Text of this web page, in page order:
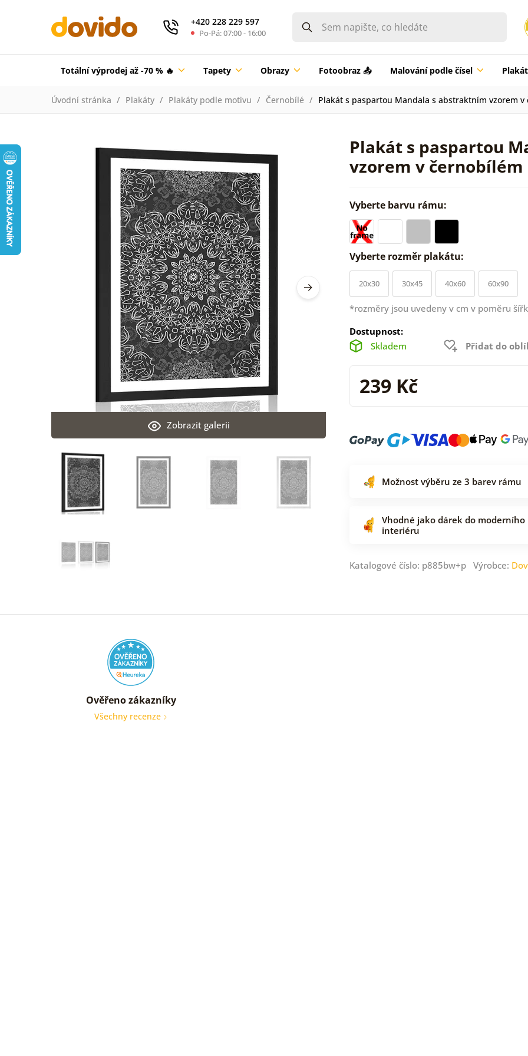
+420 228 229 597
Po-Pá: 07:00 - 16:00
Totální výprodej až -70 % 🔥 Tapety Obrazy Fotoobraz 📤 Malování podle čísel
Úvodní stránka Plakáty Plakáty podle motivu Černobílé Plakát s paspartou Mandala s abstraktním vzorem
Plakát s paspartou
vzorem v
Zobrazit galerii
Vyberte barvu rámu:
Vyberte rozměr plakátu:
20x30 30x45 40x60 60x90
*rozměry jsou uvedeny v cm v poměru
Dostupnost:
Skladem
Přidat do
239 Kč
Možnost výběru ze 3 barev rámu
Vhodné jako dárek do moderního
interiéru
Katalogové číslo: p885bw+p Výrobce:
Ověřeno zákazníky
Všechny recenze